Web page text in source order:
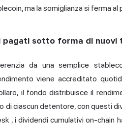
ma la somiglianza si ferma al
pagati sotto forma di nuovi
da una semplice
viene accreditato
il fondo distribuisce il
ciascun detentore, con questi
, i dividendi cumulativi on-chain